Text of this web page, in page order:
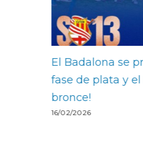
se proclama
plata y el Manresa…